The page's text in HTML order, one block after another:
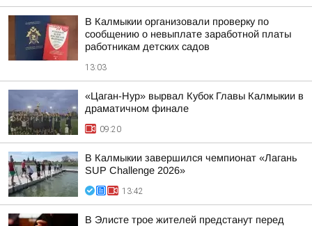
В Калмыкии организовали проверку по
сообщению о невыплате заработной платы
работникам детских садов
13:03
«Цаган-Нур» вырвал Кубок Главы Калмыкии в
драматичном финале
09:20
В Калмыкии завершился чемпионат «Лагань
SUP Challenge 2026»
13:42
В Элисте трое жителей предстанут перед